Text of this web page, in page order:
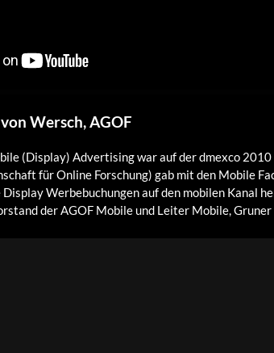
Wersch, AGOF
(Display) Advertising war auf der dmexco 2010
für Online Forschung) gab mit den Mobile
Werbebuchungen auf den mobilen Kanal
der AGOF Mobile und Leiter Mobile, Gruner